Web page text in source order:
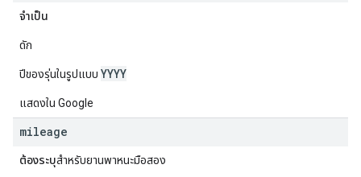
จำเป็น
ดัก
ปีของรุ่นในรูปแบบ YYYY
แสดงใน Google
mileage
ต้องระบุสำหรับยานพาหนะมือสอง